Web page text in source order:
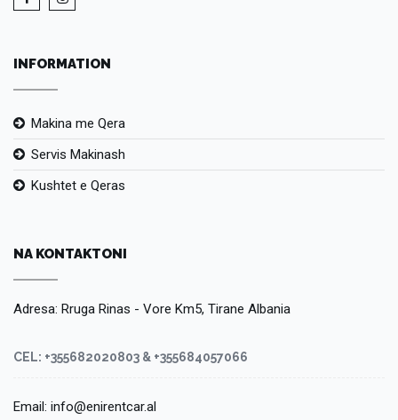
INFORMATION
Makina me Qera
Servis Makinash
Kushtet e Qeras
NA KONTAKTONI
Adresa: Rruga Rinas - Vore Km5, Tirane Albania
CEL: +355682020803 & +355684057066
Email: info@enirentcar.al